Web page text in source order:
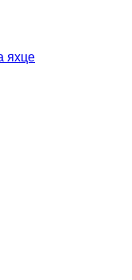
яхце